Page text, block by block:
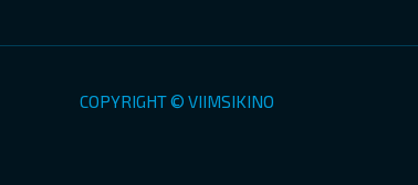
COPYRIGHT © VIIMSIKINO